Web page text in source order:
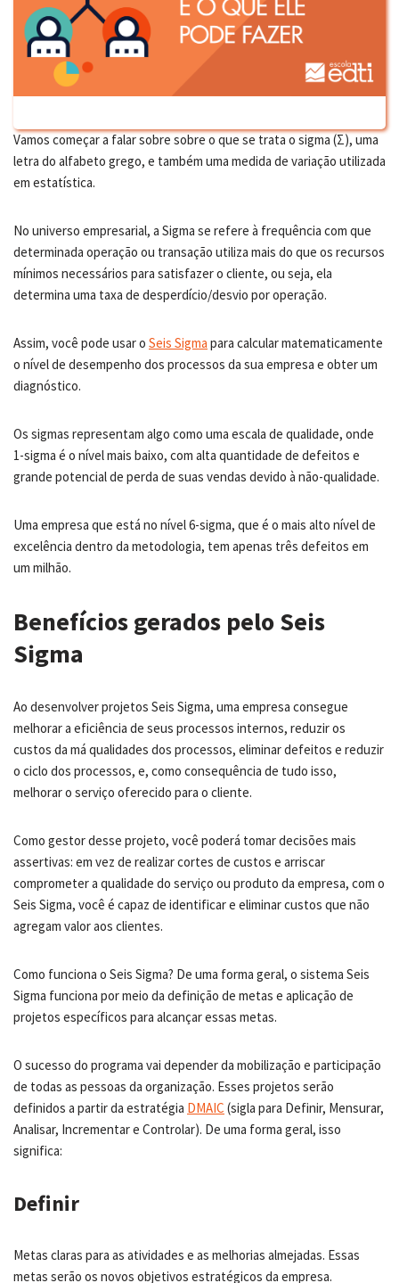
Vamos começar a falar sobre sobre o que se trata o sigma (Σ), uma
letra do alfabeto grego, e também uma medida de variação utilizada
em estatística.
No universo empresarial, a Sigma se refere à frequência com que
determinada operação ou transação utiliza mais do que os recursos
mínimos necessários para satisfazer o cliente, ou seja, ela
determina uma taxa de desperdício/desvio por operação.
Assim, você pode usar o Seis Sigma para calcular matematicamente
o nível de desempenho dos processos da sua empresa e obter um
diagnóstico.
Os sigmas representam algo como uma escala de qualidade, onde
1-sigma é o nível mais baixo, com alta quantidade de defeitos e
grande potencial de perda de suas vendas devido à não-qualidade.
Uma empresa que está no nível 6-sigma, que é o mais alto nível de
excelência dentro da metodologia, tem apenas três defeitos em
um milhão.
Benefícios gerados pelo Seis
Sigma
Ao desenvolver projetos Seis Sigma, uma empresa consegue
melhorar a eficiência de seus processos internos, reduzir os
custos da má qualidades dos processos, eliminar defeitos e reduzir
o ciclo dos processos, e, como consequência de tudo isso,
melhorar o serviço oferecido para o cliente.
Como gestor desse projeto, você poderá tomar decisões mais
assertivas: em vez de realizar cortes de custos e arriscar
comprometer a qualidade do serviço ou produto da empresa, com o
Seis Sigma, você é capaz de identificar e eliminar custos que não
agregam valor aos clientes.
Como funciona o Seis Sigma? De uma forma geral, o sistema Seis
Sigma funciona por meio da definição de metas e aplicação de
projetos específicos para alcançar essas metas.
O sucesso do programa vai depender da mobilização e participação
de todas as pessoas da organização. Esses projetos serão
definidos a partir da estratégia DMAIC (sigla para Definir, Mensurar,
Analisar, Incrementar e Controlar). De uma forma geral, isso
significa:
Definir
Metas claras para as atividades e as melhorias almejadas. Essas
metas serão os novos objetivos estratégicos da empresa.